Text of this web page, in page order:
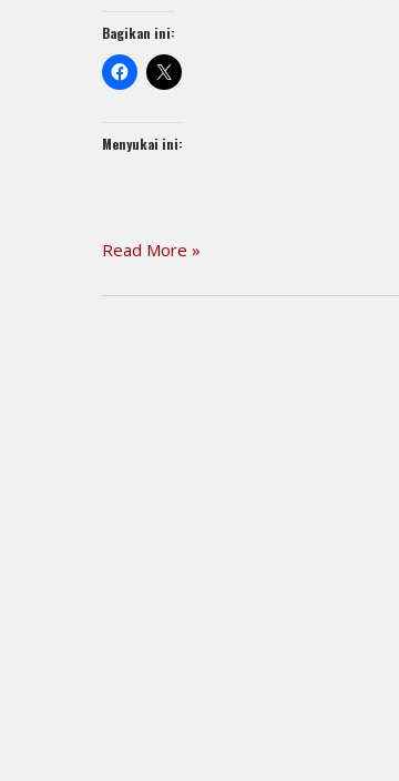
Bagikan ini:
Menyukai ini:
Read More »